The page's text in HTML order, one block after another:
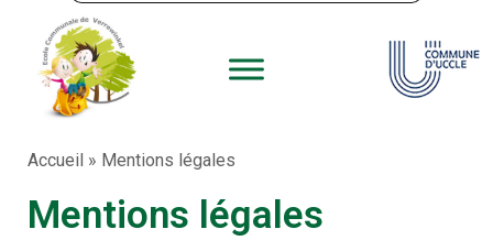
Accueil » Mentions légales
Mentions légales